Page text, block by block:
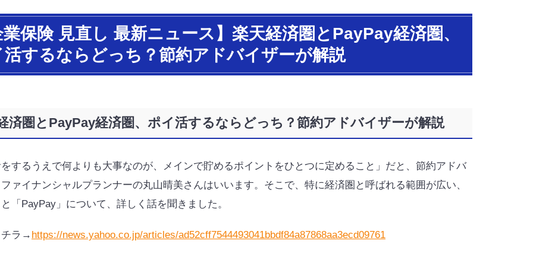
保険 見直し 最新ニュース】楽天経済圏とPayPay経済圏、
活するならどっち？節約アドバイザーが解説
済圏とPayPay経済圏、ポイ活するならどっち？節約アドバイザーが解説
するうえで何よりも大事なのが、メインで貯めるポイントをひとつに定めること」だと、節約アドバ
ァイナンシャルプランナーの丸山晴美さんはいいます。そこで、特に経済圏と呼ばれる範囲が広い、
「PayPay」について、詳しく話を聞きました。
チラ→ https://news.yahoo.co.jp/articles/ad52cff7544493041bbdf84a87868aa3ecd09761